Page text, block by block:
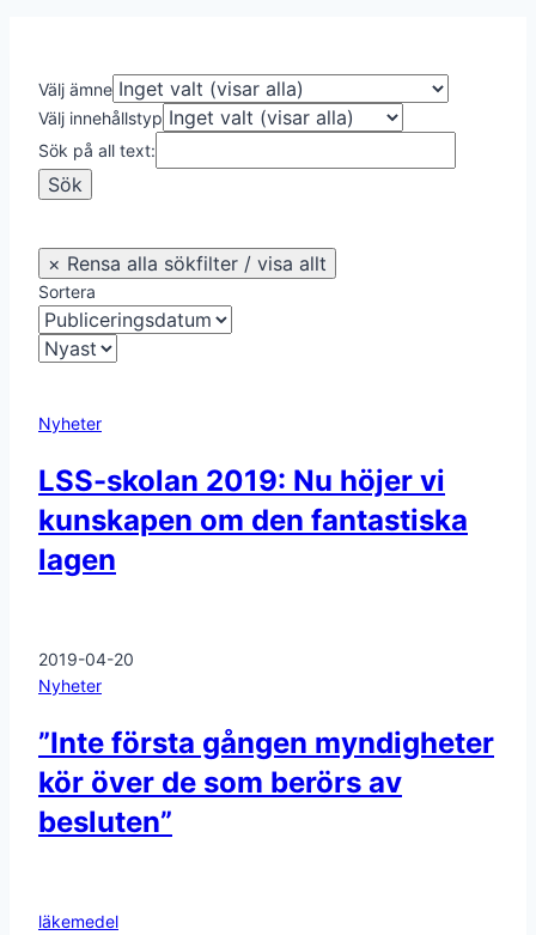
Välj ämne
Välj innehållstyp
Sök på all text:
Sortera
Nyheter
LSS-skolan 2019: Nu höjer vi
kunskapen om den fantastiska
lagen
2019-04-20
Nyheter
”Inte första gången myndigheter
kör över de som berörs av
besluten”
läkemedel